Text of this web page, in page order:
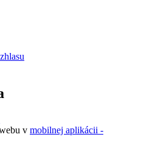
v mobilnej aplikácii -